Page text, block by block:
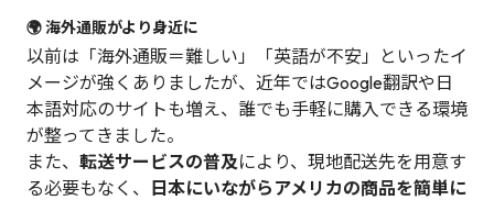
🌍 海外通販がより身近に
以前は「海外通販＝難しい」「英語が不安」といったイ
メージが強くありましたが、近年ではGoogle翻訳や日
本語対応のサイトも増え、誰でも手軽に購入できる環境
が整ってきました。
また、 転送サービスの普及により、現地配送先を用意す
る必要もなく、
日本にいながらアメリカの商品を簡単に